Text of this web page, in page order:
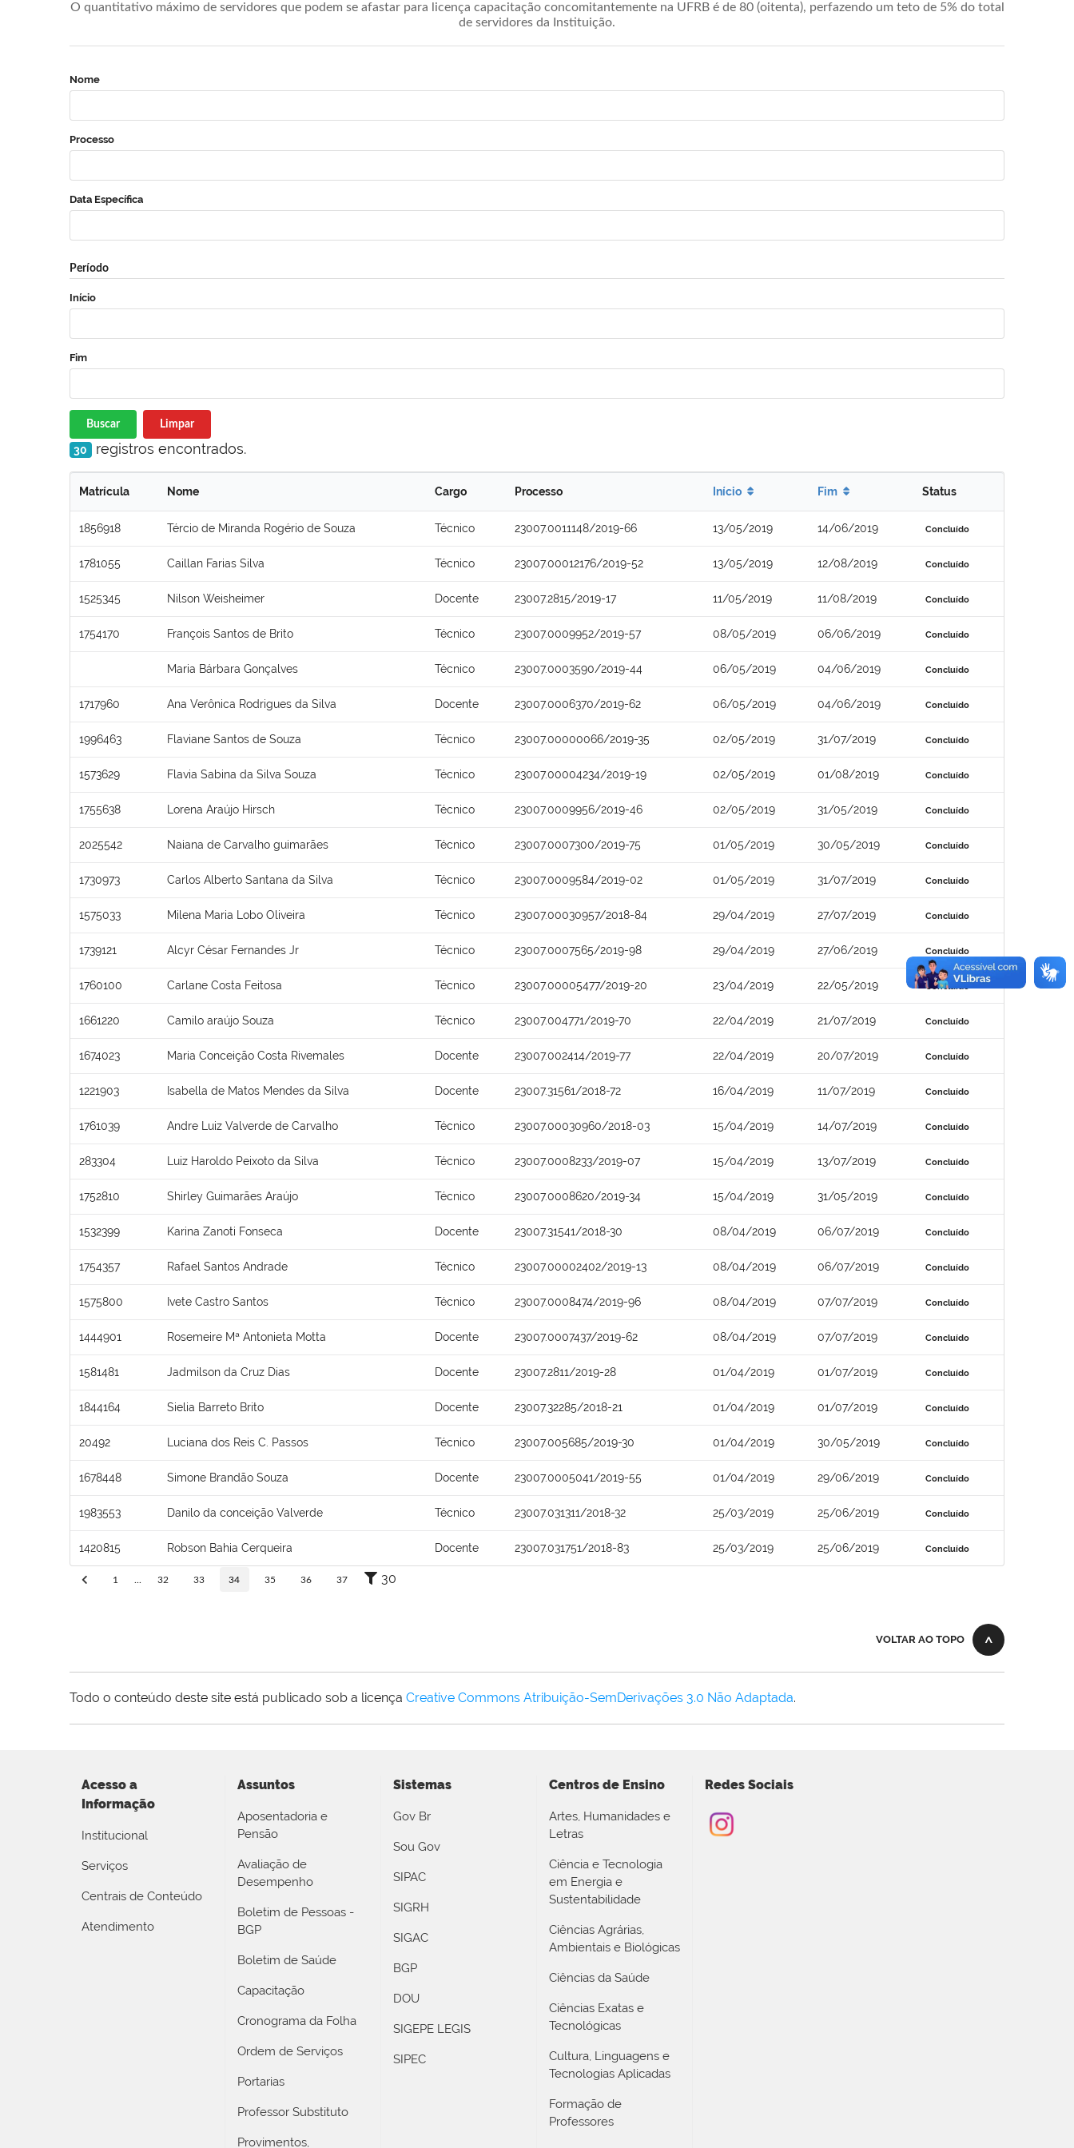
O quantitativo máximo de servidores que podem se afastar para licença capacitação concomitantemente na UFRB é de 80 (oitenta), perfazendo um teto de 5% do total
de servidores da Instituição.
Nome
Processo
Data Específica
Período
Início
Fim
Buscar Limpar
30 registros encontrados.
Matrícula Nome Cargo Processo Início Fim Status
1856918 Tércio de Miranda Rogério de Souza Técnico 23007.0011148/2019-66 13/05/2019 14/06/2019 Concluído
1781055 Caillan Farias Silva Técnico 23007.00012176/2019-52 13/05/2019 12/08/2019 Concluído
1525345 Nilson Weisheimer Docente 23007.2815/2019-17 11/05/2019 11/08/2019 Concluído
1754170 François Santos de Brito Técnico 23007.0009952/2019-57 08/05/2019 06/06/2019 Concluído
Maria Bárbara Gonçalves Técnico 23007.0003590/2019-44 06/05/2019 04/06/2019 Concluído
1717960 Ana Verônica Rodrigues da Silva Docente 23007.0006370/2019-62 06/05/2019 04/06/2019 Concluído
1996463 Flaviane Santos de Souza Técnico 23007.00000066/2019-35 02/05/2019 31/07/2019 Concluído
1573629 Flavia Sabina da Silva Souza Técnico 23007.00004234/2019-19 02/05/2019 01/08/2019 Concluído
1755638 Lorena Araújo Hirsch Técnico 23007.0009956/2019-46 02/05/2019 31/05/2019 Concluído
2025542 Naiana de Carvalho guimarães Técnico 23007.0007300/2019-75 01/05/2019 30/05/2019 Concluído
1730973 Carlos Alberto Santana da Silva Técnico 23007.0009584/2019-02 01/05/2019 31/07/2019 Concluído
1575033 Milena Maria Lobo Oliveira Técnico 23007.00030957/2018-84 29/04/2019 27/07/2019 Concluído
1739121 Alcyr César Fernandes Jr Técnico 23007.0007565/2019-98 29/04/2019 27/06/2019 Concluído
1760100 Carlane Costa Feitosa Técnico 23007.00005477/2019-20 23/04/2019 22/05/2019 Concluído
1661220 Camilo araújo Souza Técnico 23007.004771/2019-70 22/04/2019 21/07/2019 Concluído
1674023 Maria Conceição Costa Rivemales Docente 23007.002414/2019-77 22/04/2019 20/07/2019 Concluído
1221903 Isabella de Matos Mendes da Silva Docente 23007.31561/2018-72 16/04/2019 11/07/2019 Concluído
1761039 Andre Luiz Valverde de Carvalho Técnico 23007.00030960/2018-03 15/04/2019 14/07/2019 Concluído
283304 Luiz Haroldo Peixoto da Silva Técnico 23007.0008233/2019-07 15/04/2019 13/07/2019 Concluído
1752810 Shirley Guimarães Araújo Técnico 23007.0008620/2019-34 15/04/2019 31/05/2019 Concluído
1532399 Karina Zanoti Fonseca Docente 23007.31541/2018-30 08/04/2019 06/07/2019 Concluído
1754357 Rafael Santos Andrade Técnico 23007.00002402/2019-13 08/04/2019 06/07/2019 Concluído
1575800 Ivete Castro Santos Técnico 23007.0008474/2019-96 08/04/2019 07/07/2019 Concluído
1444901 Rosemeire Mª Antonieta Motta Docente 23007.0007437/2019-62 08/04/2019 07/07/2019 Concluído
1581481 Jadmilson da Cruz Dias Docente 23007.2811/2019-28 01/04/2019 01/07/2019 Concluído
1844164 Sielia Barreto Brito Docente 23007.32285/2018-21 01/04/2019 01/07/2019 Concluído
20492 Luciana dos Reis C. Passos Técnico 23007.005685/2019-30 01/04/2019 30/05/2019 Concluído
1678448 Simone Brandão Souza Docente 23007.0005041/2019-55 01/04/2019 29/06/2019 Concluído
1983553 Danilo da conceição Valverde Técnico 23007.031311/2018-32 25/03/2019 25/06/2019 Concluído
1420815 Robson Bahia Cerqueira Docente 23007.031751/2018-83 25/03/2019 25/06/2019 Concluído
1 32 33 34 35 36 37 30
VOLTAR AO TOPO
Todo o conteúdo deste site está publicado sob a licença Creative Commons Atribuição-SemDerivações 3.0 Não Adaptada.
Acesso a
Informação
Institucional
Serviços
Centrais de Conteúdo
Atendimento
Assuntos
Aposentadoria e
Pensão
Avaliação de
Desempenho
Boletim de Pessoas -
BGP
Boletim de Saúde
Capacitação
Cronograma da Folha
Ordem de Serviços
Portarias
Professor Substituto
Provimentos,
Sistemas
Gov Br
Sou Gov
SIPAC
SIGRH
SIGAC
BGP
DOU
SIGEPE LEGIS
SIPEC
Centros de Ensino
Artes, Humanidades e
Letras
Ciência e Tecnologia
em Energia e
Sustentabilidade
Ciências Agrárias,
Ambientais e Biológicas
Ciências da Saúde
Ciências Exatas e
Tecnológicas
Cultura, Linguagens e
Tecnologias Aplicadas
Formação de
Professores
Redes Sociais